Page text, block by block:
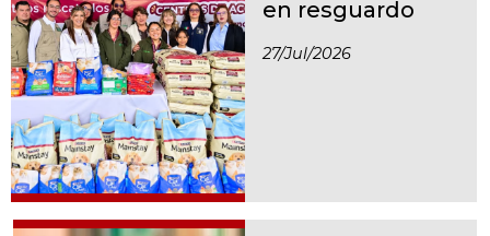
en resguardo
27/jul/2026